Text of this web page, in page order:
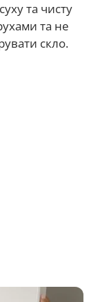
та чисту
та не
скло.